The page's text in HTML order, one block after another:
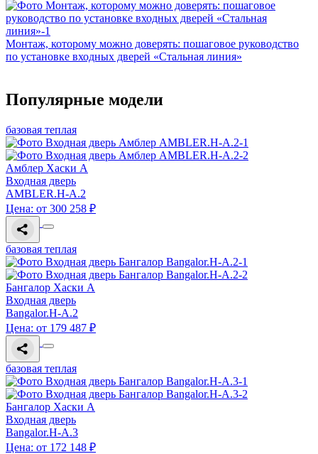
Монтаж, которому можно доверять: пошаговое руководство
по установке входных дверей «Стальная линия»
Популярные модели
базовая теплая
Амблер Хаски A
Входная дверь
AMBLER.H-A.2
Цена: от 300 258 ₽
базовая теплая
Бангалор Хаски A
Входная дверь
Bangalor.H-A.2
Цена: от 179 487 ₽
базовая теплая
Бангалор Хаски A
Входная дверь
Bangalor.H-A.3
Цена: от 172 148 ₽